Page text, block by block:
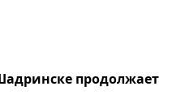
продолжает